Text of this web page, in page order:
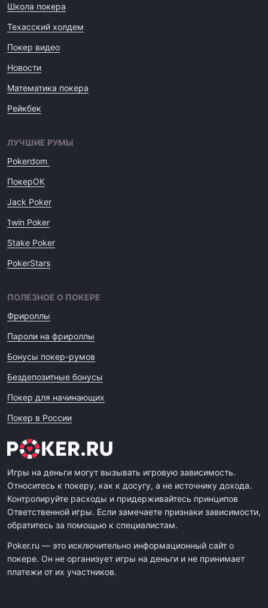
Школа покера
Техасский холдем
Покер видео
Новости
Математика покера
Рейкбек
ЛУЧШИЕ РУМЫ
Pokerdom
ПокерОК
Jack Poker
1win Poker
Stake Poker
PokerStars
ПОЛЕЗНОЕ О ПОКЕРЕ
Фрироллы
Пароли на фрироллы
Бонусы покер-румов
Бездепозитные бонусы
Покер для начинающих
Покер в России
Игры на деньги могут вызывать игровую зависимость.
Относитесь к покеру, как к досугу, а не источнику дохода.
Контролируйте расходы и придерживайтесь принципов
Ответственной игры. Если замечаете признаки зависимости,
обратитесь за помощью к специалистам.
Poker.ru — это исключительно информационный сайт о
покере. Он не организует игры на деньги и не принимает
платежи от их участников.